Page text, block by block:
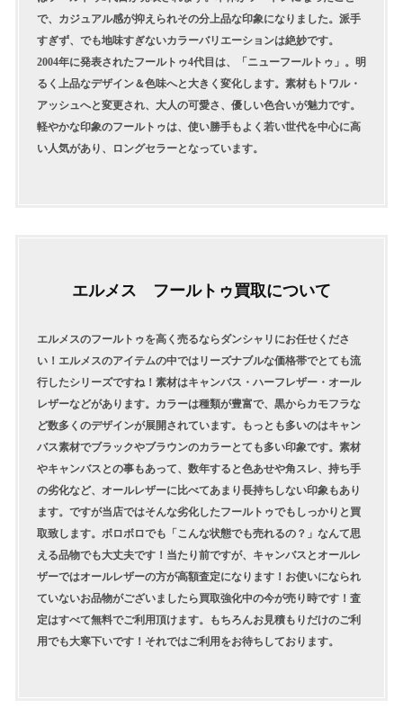
で、カジュアル感が抑えられその分上品な印象になりました。派手
すぎず、でも地味すぎないカラーバリエーションは絶妙です。
2004年に発表されたフールトゥ4代目は、「ニューフールトゥ」。明
るく上品なデザイン＆色味へと大きく変化します。素材もトワル・
アッシュへと変更され、大人の可愛さ、優しい色合いが魅力です。
軽やかな印象のフールトゥは、使い勝手もよく若い世代を中心に高
い人気があり、ロングセラーとなっています。
エルメス フールトゥ買取について
エルメスのフールトゥを高く売るならダンシャリにお任せくださ
い！エルメスのアイテムの中ではリーズナブルな価格帯でとても流
行したシリーズですね！素材はキャンバス・ハーフレザー・オール
レザーなどがあります。カラーは種類が豊富で、黒からカモフラな
ど数多くのデザインが展開されています。もっとも多いのはキャン
バス素材でブラックやブラウンのカラーとても多い印象です。素材
やキャンバスとの事もあって、数年すると色あせや角スレ、持ち手
の劣化など、オールレザーに比べてあまり長持ちしない印象もあり
ます。ですが当店ではそんな劣化したフールトゥでもしっかりと買
取致します。ボロボロでも「こんな状態でも売れるの？」なんて思
える品物でも大丈夫です！当たり前ですが、キャンバスとオールレ
ザーではオールレザーの方が高額査定になります！お使いになられ
ていないお品物がございましたら買取強化中の今が売り時です！査
定はすべて無料でご利用頂けます。もちろんお見積もりだけのご利
用でも大寒下いです！それではご利用をお待ちしております。